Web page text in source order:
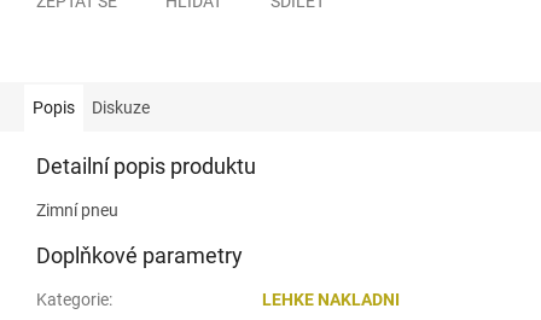
Popis Diskuze
Detailní popis produktu
Zimní pneu
Doplňkové parametry
Kategorie:
LEHKE NAKLADNI